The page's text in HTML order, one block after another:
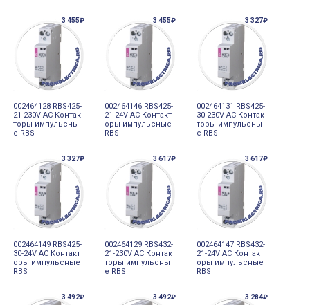
3 455₽
002464128 RBS425-
21-230V AC Контак
торы импульсны
е RBS
3 455₽
002464146 RBS425-
21-24V AC Контакт
оры импульсные
RBS
3 327₽
002464131 RBS425-
30-230V AC Контак
торы импульсны
е RBS
3 327₽
002464149 RBS425-
30-24V AC Контакт
оры импульсные
RBS
3 617₽
002464129 RBS432-
21-230V AC Контак
торы импульсны
е RBS
3 617₽
002464147 RBS432-
21-24V AC Контакт
оры импульсные
RBS
3 492₽ 3 492₽ 3 284₽